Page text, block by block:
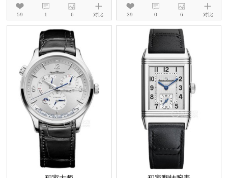
59 1 6 对比 39 0 6 对比